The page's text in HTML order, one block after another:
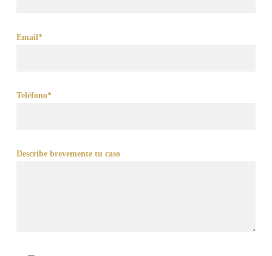
Email*
Teléfono*
Describe brevemente tu caso